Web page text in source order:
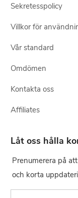
Sekretesspolicy
Villkor för
Vår standard
Omdömen
Kontakta oss
Affiliates
Låt oss hålla
Prenumerera på
och korta